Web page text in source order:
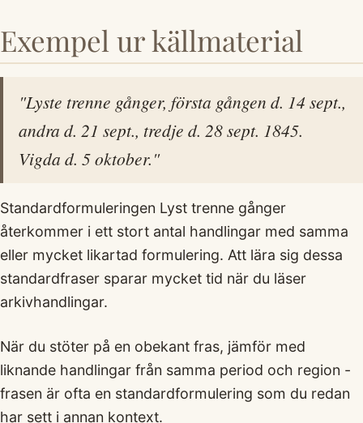
Exempel ur källmaterial
"Lyste trenne gånger, första gången d. 14 sept.,
andra d. 21 sept., tredje d. 28 sept. 1845.
Vigda d. 5 oktober."
Standardformuleringen Lyst trenne gånger
återkommer i ett stort antal handlingar med samma
eller mycket likartad formulering. Att lära sig dessa
standardfraser sparar mycket tid när du läser
arkivhandlingar.
När du stöter på en obekant fras, jämför med
liknande handlingar från samma period och region -
frasen är ofta en standardformulering som du redan
har sett i annan kontext.